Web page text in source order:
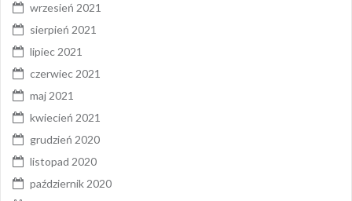
wrzesień 2021
sierpień 2021
lipiec 2021
czerwiec 2021
maj 2021
kwiecień 2021
grudzień 2020
listopad 2020
październik 2020